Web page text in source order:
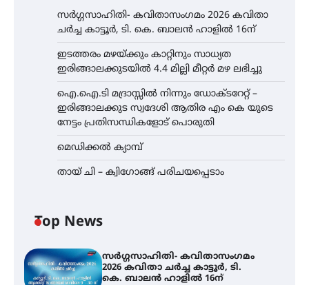
സർഗ്ഗസാഹിതി- കവിതാസംഗമം 2026 കവിതാ
ചർച്ച കാട്ടൂർ, ടി. കെ. ബാലൻ ഹാളിൽ 16ന്
ഇടത്തരം മഴയ്ക്കും കാറ്റിനും സാധ്യത
ഇരിങ്ങാലക്കുടയിൽ 4.4 മില്ലി മീറ്റർ മഴ ലഭിച്ചു
ഐ.ഐ.ടി മദ്രാസ്സിൽ നിന്നും ഡോക്ടറേറ്റ് –
ഇരിങ്ങാലക്കുട സ്വദേശി ആതിര എം കെ യുടെ
നേട്ടം പ്രതിസന്ധികളോട് പൊരുതി
മെഡിക്കൽ ക്യാമ്പ്
തായ് ചി – ക്വിഗോങ്ങ് പരിചയപ്പെടാം
Top News
സർഗ്ഗസാഹിതി- കവിതാസംഗമം
2026 കവിതാ ചർച്ച കാട്ടൂർ, ടി.
കെ. ബാലൻ ഹാളിൽ 16ന്